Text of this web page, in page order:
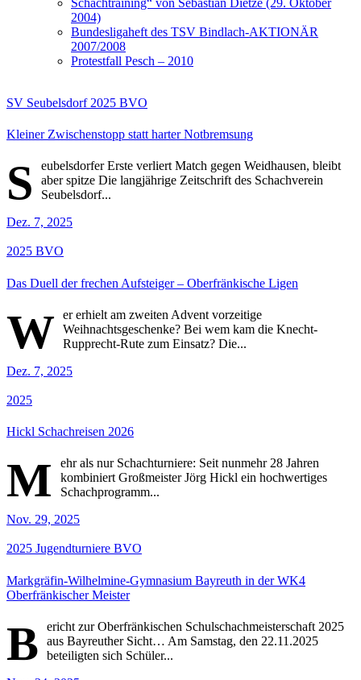
2004)
Bundesligaheft des TSV Bindlach-AKTIONÄR
2007/2008
Protestfall Pesch – 2010
SV Seubelsdorf 2025 BVO
Kleiner Zwischenstopp statt harter Notbremsung
S
eubelsdorfer Erste verliert Match gegen Weidhausen, bleibt
aber spitze Die langjährige Zeitschrift des Schachverein
Seubelsdorf...
Dez. 7, 2025
2025 BVO
Das Duell der frechen Aufsteiger – Oberfränkische Ligen
W
er erhielt am zweiten Advent vorzeitige
Weihnachtsgeschenke? Bei wem kam die Knecht-
Rupprecht-Rute zum Einsatz? Die...
Dez. 7, 2025
2025
Hickl Schachreisen 2026
M
ehr als nur Schachturniere: Seit nunmehr 28 Jahren
kombiniert Großmeister Jörg Hickl ein hochwertiges
Schachprogramm...
Nov. 29, 2025
2025 Jugendturniere BVO
Markgräfin-Wilhelmine-Gymnasium Bayreuth in der WK4
Oberfränkischer Meister
B
ericht zur Oberfränkischen Schulschachmeisterschaft 2025
aus Bayreuther Sicht… Am Samstag, den 22.11.2025
beteiligten sich Schüler...